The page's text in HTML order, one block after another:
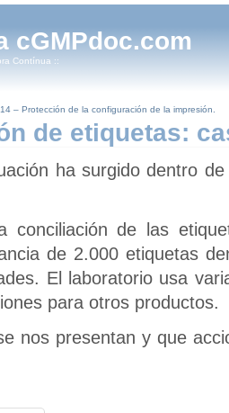
cGMPdoc.com
Contínua ::
– Protección de la configuración de la impresión.
de etiquetas:
ha surgido dentro
conciliación de las
de 2.000 etiquetas
El laboratorio usa
para otros productos.
nos presentan y que